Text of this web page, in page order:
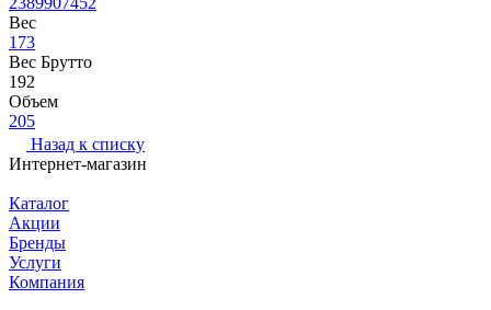
Вес
173
Вес Брутто
192
Объем
205
Назад к списку
Интернет-магазин
Каталог
Акции
Бренды
Услуги
Компания